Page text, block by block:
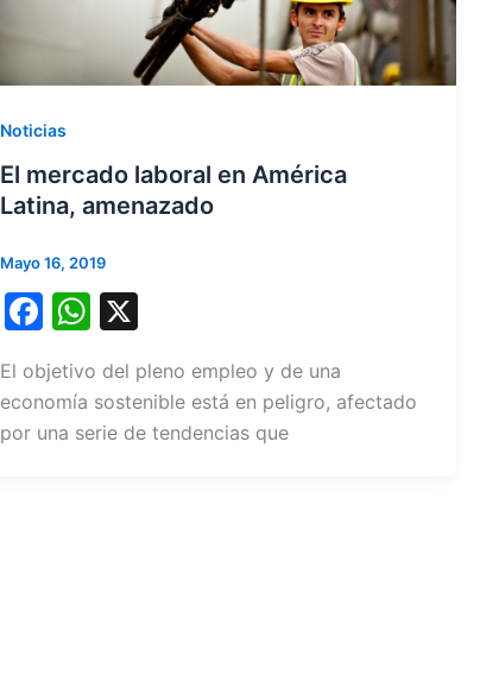
Noticias
El mercado laboral en América
Latina, amenazado
Mayo 16, 2019
F
c
e
W
at
s
X
El objetivo del pleno empleo y de una
economía sostenible está en peligro, afectado
por una serie de tendencias que